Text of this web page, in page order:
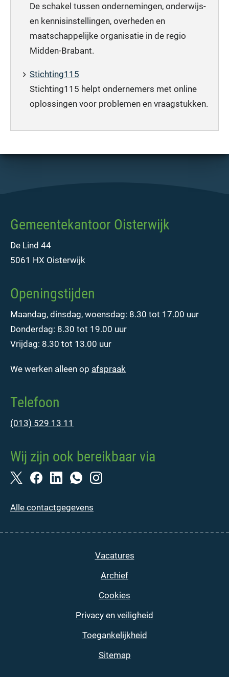
De schakel tussen ondernemingen, onderwijs-
en kennisinstellingen, overheden en
maatschappelijke organisatie in de regio
Midden-Brabant.
Stichting115
Stichting115 helpt ondernemers met online
oplossingen voor problemen en vraagstukken.
Gemeentekantoor Oisterwijk
De Lind 44
5061 HX Oisterwijk
Openingstijden
Maandag, dinsdag, woensdag: 8.30 tot 17.00 uur
Donderdag: 8.30 tot 19.00 uur
Vrijdag: 8.30 tot 13.00 uur
We werken alleen op afspraak
Telefoon
(013) 529 13 11
Wij zijn ook bereikbaar via
Alle contactgegevens
Vacatures
Archief
Cookies
Privacy en veiligheid
Toegankelijkheid
Sitemap